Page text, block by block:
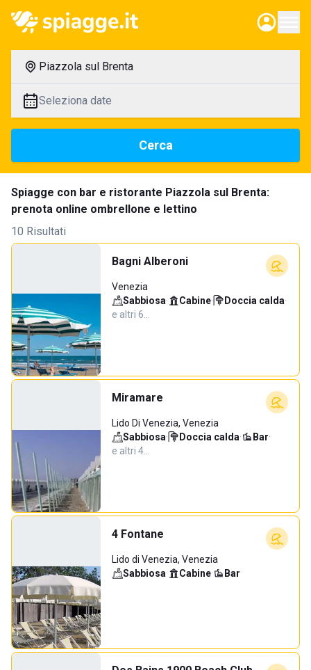
Piazzola sul Brenta
Seleziona date
Cerca
Spiagge con bar e ristorante Piazzola sul Brenta:
prenota online ombrellone e lettino
10 Risultati
Bagni Alberoni
Venezia
Sabbiosa· Cabine· Doccia calda·
e altri 6…
Miramare
Lido Di Venezia, Venezia
Sabbiosa· Doccia calda· Bar·
e altri 4…
4 Fontane
Lido di Venezia, Venezia
Sabbiosa· Cabine· Bar